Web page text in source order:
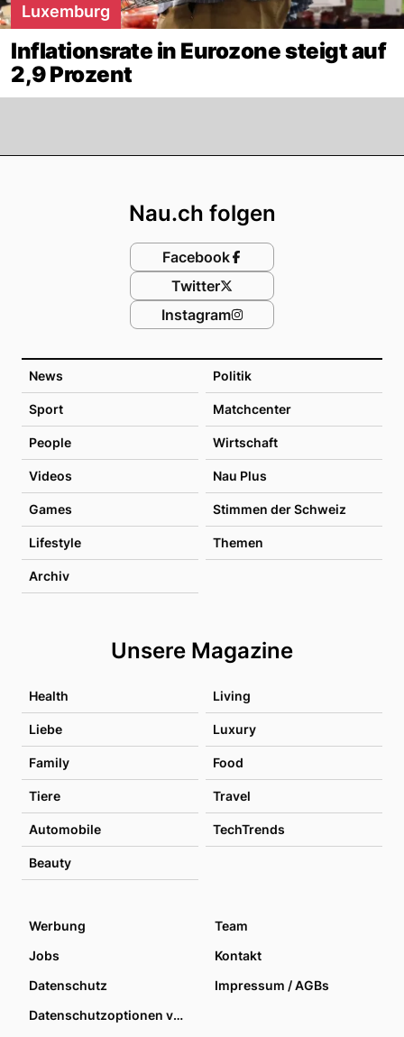
Luxemburg
Inflationsrate in Eurozone steigt auf
2,9 Prozent
News Politik
Sport Matchcenter
People Wirtschaft
Videos Nau Plus
Games Stimmen der Schweiz
Lifestyle Themen
Archiv
Unsere Magazine
Health Living
Liebe Luxury
Family Food
Tiere Travel
Automobile TechTrends
Beauty
Nau.ch folgen
Facebook
Twitter
Instagram
Werbung
Team
Jobs
Kontakt
Datenschutz
Impressum / AGBs
Datenschutzoptionen verwalten